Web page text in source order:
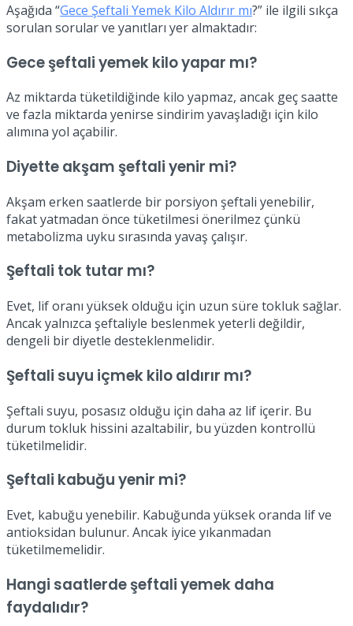
Aşağıda “Gece Şeftali Yemek Kilo Aldırır mı?” ile ilgili sıkça
sorulan sorular ve yanıtları yer almaktadır:
Gece şeftali yemek kilo yapar mı?
Az miktarda tüketildiğinde kilo yapmaz, ancak geç saatte
ve fazla miktarda yenirse sindirim yavaşladığı için kilo
alımına yol açabilir.
Diyette akşam şeftali yenir mi?
Akşam erken saatlerde bir porsiyon şeftali yenebilir,
fakat yatmadan önce tüketilmesi önerilmez çünkü
metabolizma uyku sırasında yavaş çalışır.
Şeftali tok tutar mı?
Evet, lif oranı yüksek olduğu için uzun süre tokluk sağlar.
Ancak yalnızca şeftaliyle beslenmek yeterli değildir,
dengeli bir diyetle desteklenmelidir.
Şeftali suyu içmek kilo aldırır mı?
Şeftali suyu, posasız olduğu için daha az lif içerir. Bu
durum tokluk hissini azaltabilir, bu yüzden kontrollü
tüketilmelidir.
Şeftali kabuğu yenir mi?
Evet, kabuğu yenebilir. Kabuğunda yüksek oranda lif ve
antioksidan bulunur. Ancak iyice yıkanmadan
tüketilmemelidir.
Hangi saatlerde şeftali yemek daha
faydalıdır?